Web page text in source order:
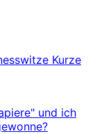
Kurze
und ich